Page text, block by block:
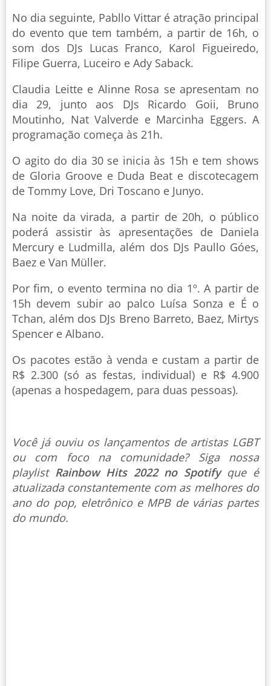
No dia seguinte, Pabllo Vittar é atração principal
do evento que tem também, a partir de 16h, o
som dos DJs Lucas Franco, Karol Figueiredo,
Filipe Guerra, Luceiro e Ady Saback.
Claudia Leitte e Alinne Rosa se apresentam no
dia 29, junto aos DJs Ricardo Goii, Bruno
Moutinho, Nat Valverde e Marcinha Eggers. A
programação começa às 21h.
O agito do dia 30 se inicia às 15h e tem shows
de Gloria Groove e Duda Beat e discotecagem
de Tommy Love, Dri Toscano e Junyo.
Na noite da virada, a partir de 20h, o público
poderá assistir às apresentações de Daniela
Mercury e Ludmilla, além dos DJs Paullo Góes,
Baez e Van Müller.
Por fim, o evento termina no dia 1º. A partir de
15h devem subir ao palco Luísa Sonza e É o
Tchan, além dos DJs Breno Barreto, Baez, Mirtys
Spencer e Albano.
Os pacotes estão à venda e custam a partir de
R$ 2.300 (só as festas, individual) e R$ 4.900
(apenas a hospedagem, para duas pessoas).
Você já ouviu os lançamentos de artistas LGBT
ou com foco na comunidade? Siga nossa
playlist Rainbow Hits 2022 no Spotify que é
atualizada constantemente com as melhores do
ano do pop, eletrônico e MPB de várias partes
do mundo.